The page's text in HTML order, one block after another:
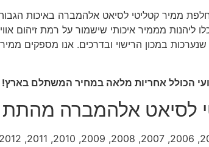
ממיר קטליטי לסיאט אלהמברה באיכות
ליהנות מממיר איכותי שישמור על רמת זיהום
במכון הרישוי ובדרכים. אנו מספקים
הכולל אחריות מלאה במחיר המשתלם בארץ!
לסיאט אלהמברה מהתת